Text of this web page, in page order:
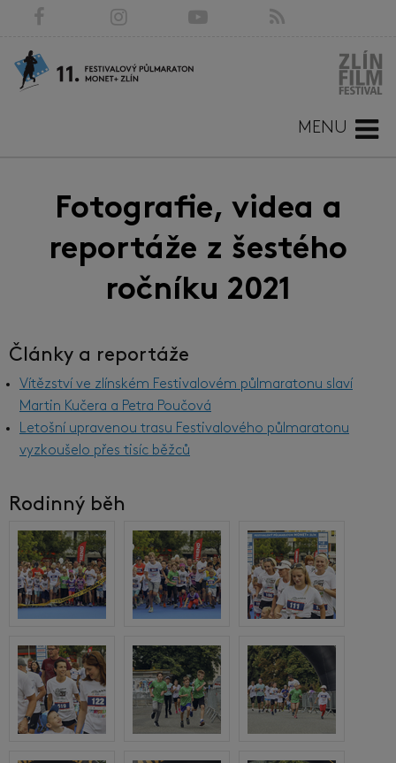
MENU
Fotografie, videa a
reportáže z šestého
ročníku 2021
Články a reportáže
Vítězství ve zlínském Festivalovém půlmaratonu slaví
Martin Kučera a Petra Poučová
Letošní upravenou trasu Festivalového půlmaratonu
vyzkoušelo přes tisíc běžců
Rodinný běh